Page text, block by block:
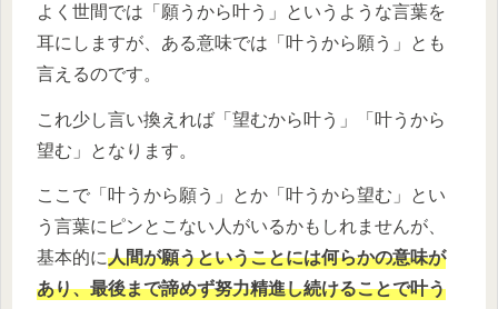
よく世間では「願うから叶う」というような言葉を
耳にしますが、ある意味では「叶うから願う」とも
言えるのです。
これ少し言い換えれば「望むから叶う」「叶うから
望む」となります。
ここで「叶うから願う」とか「叶うから望む」とい
う言葉にピンとこない人がいるかもしれませんが、
基本的に人間が願うということには何らかの意味が
あり、最後まで諦めず努力精進し続けることで叶う